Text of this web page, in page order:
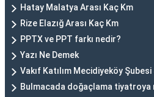
Hatay Malatya Arası Kaç Km
Rize Elazığ Arası Kaç Km
PPTX ve PPT farkı nedir?
Yazı Ne Demek
Vakıf Katılım Mecidiyeköy
Bulmacada doğaçlama tiyatroya